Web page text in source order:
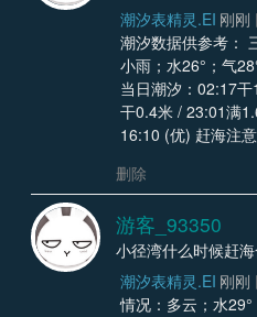
潮汐表精灵.EI 刚刚
潮汐数据供参考：
小雨；水26°；气
当日潮汐：02:17
干0.4米 / 23:01满
16:10 (优) 赶海注
删除
游客_93350
小径湾什么时候赶
潮汐表精灵.EI 刚刚
情况：多云；水29°